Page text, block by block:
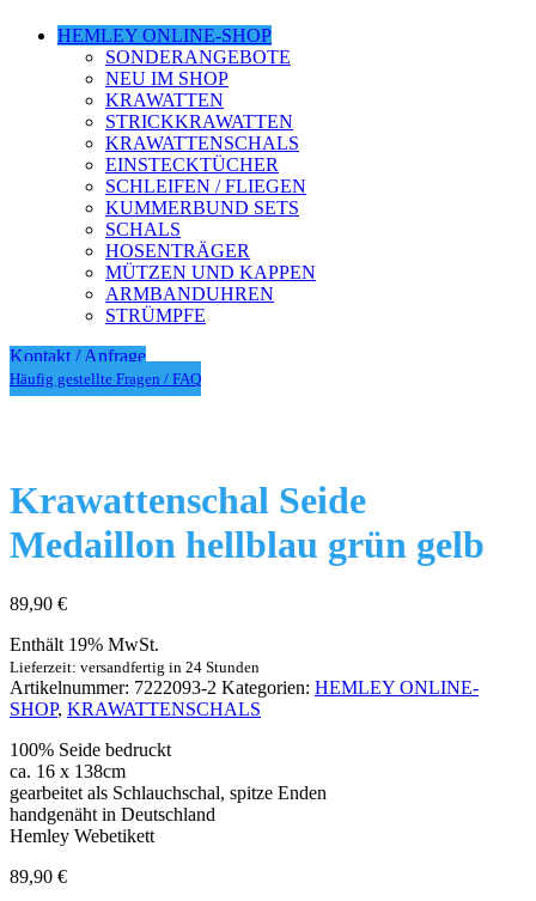
HEMLEY ONLINE-SHOP
SONDERANGEBOTE
NEU IM SHOP
KRAWATTEN
STRICKKRAWATTEN
KRAWATTENSCHALS
EINSTECKTÜCHER
SCHLEIFEN / FLIEGEN
KUMMERBUND SETS
SCHALS
HOSENTRÄGER
MÜTZEN UND KAPPEN
ARMBANDUHREN
STRÜMPFE
Kontakt / Anfrage
Häufig gestellte Fragen / FAQ
Krawattenschal Seide
Medaillon hellblau grün gelb
89,90 €
Enthält 19% MwSt.
Lieferzeit: versandfertig in 24 Stunden
Artikelnummer: 7222093-2 Kategorien: HEMLEY ONLINE-
SHOP, KRAWATTENSCHALS
100% Seide bedruckt
ca. 16 x 138cm
gearbeitet als Schlauchschal, spitze Enden
handgenäht in Deutschland
Hemley Webetikett
89,90 €